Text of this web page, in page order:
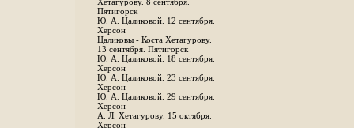
Хетагурову. 8 сентября.
Пятигорск
Ю. А. Цаликовой. 12 сентября.
Херсон
Цаликовы - Коста Хетагурову.
13 сентября. Пятигорск
Ю. А. Цаликовой. 18 сентября.
Херсон
Ю. А. Цаликовой. 23 сентября.
Херсон
Ю. А. Цаликовой. 29 сентября.
Херсон
А. Л. Хетагурову. 15 октября.
Херсон